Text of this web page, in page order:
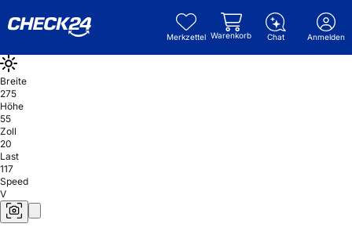
Merkzettel Warenkorb Chat Anmelden
Breite
275
Höhe
55
Zoll
20
Last
117
Speed
V